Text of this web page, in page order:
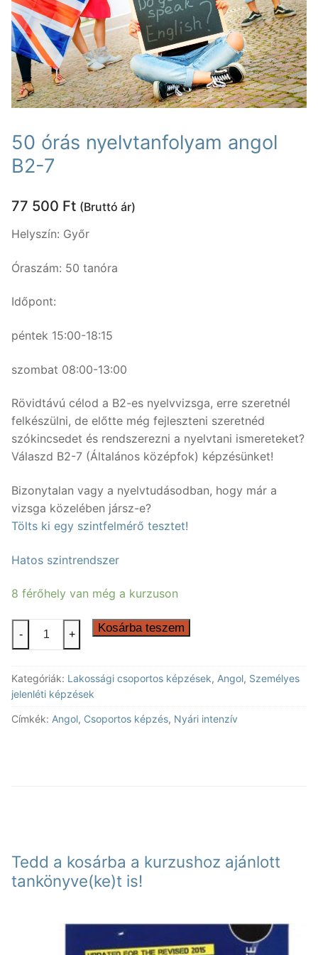
Nyelvtanfolyamok
Lakossági nyelvtanfolyamok
Egyéni nyelvi képzés
Szaknyelvi nyelvtanfolyamok
Vállalati nyelvtanfolyamok
Újlatin és orosz nyelv
Nyelvvizsgák
Rólunk
Kapcsolat
Blog
Módszertani központ
50 órás nyelvtanfolyam angol
B2-7
77 500 Ft (Bruttó ár)
Helyszín: Győr
Óraszám: 50 tanóra
Időpont:
péntek 15:00-18:15
szombat 08:00-13:00
Rövidtávú célod a B2-es nyelvvizsga, erre szeretnél
felkészülni, de előtte még fejleszteni szeretnéd
szókincsedet és rendszerezni a nyelvtani ismereteket?
Válaszd B2-7 (Általános középfok) képzésünket!
Bizonytalan vagy a nyelvtudásodban, hogy már a
vizsga közelében jársz-e?
Tölts ki egy szintfelmérő tesztet!
Hatos szintrendszer
8 férőhely van még a kurzuson
angol
B2-
7
- + Kosárba teszem
Kategóriák: Lakossági csoportos képzések, Angol, Személyes
jelenléti képzések
Címkék: Angol, Csoportos képzés, Nyári intenzív
Tedd a kosárba a kurzushoz ajánlott
tankönyve(ke)t is!